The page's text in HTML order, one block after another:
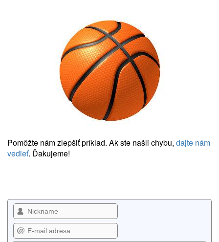
Pomôžte nám zlepšiť príklad. Ak ste našli chybu, dajte nám
vedieť. Ďakujeme!